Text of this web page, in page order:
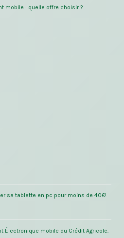
mobile : quelle offre choisir ?
sa tablette en pc pour moins de 40€!
Électronique mobile du Crédit Agricole.